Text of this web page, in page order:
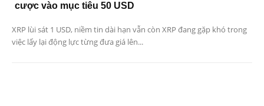
cược vào mục tiêu 50 USD
XRP lùi sát 1 USD, niềm tin dài hạn vẫn còn XRP đang gặp khó trong
việc lấy lại động lực từng đưa giá lên...